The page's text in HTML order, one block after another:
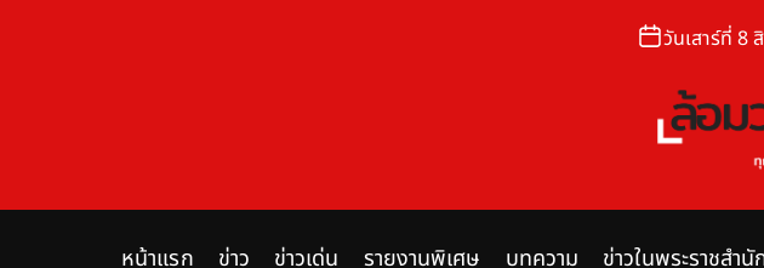
วันเสาร์ที่ 8
อ
ม
หน้าแรก ข่าว ข่าวเด่น รายงานพิเศษ บทความ ข่าวในพระราชสำนั